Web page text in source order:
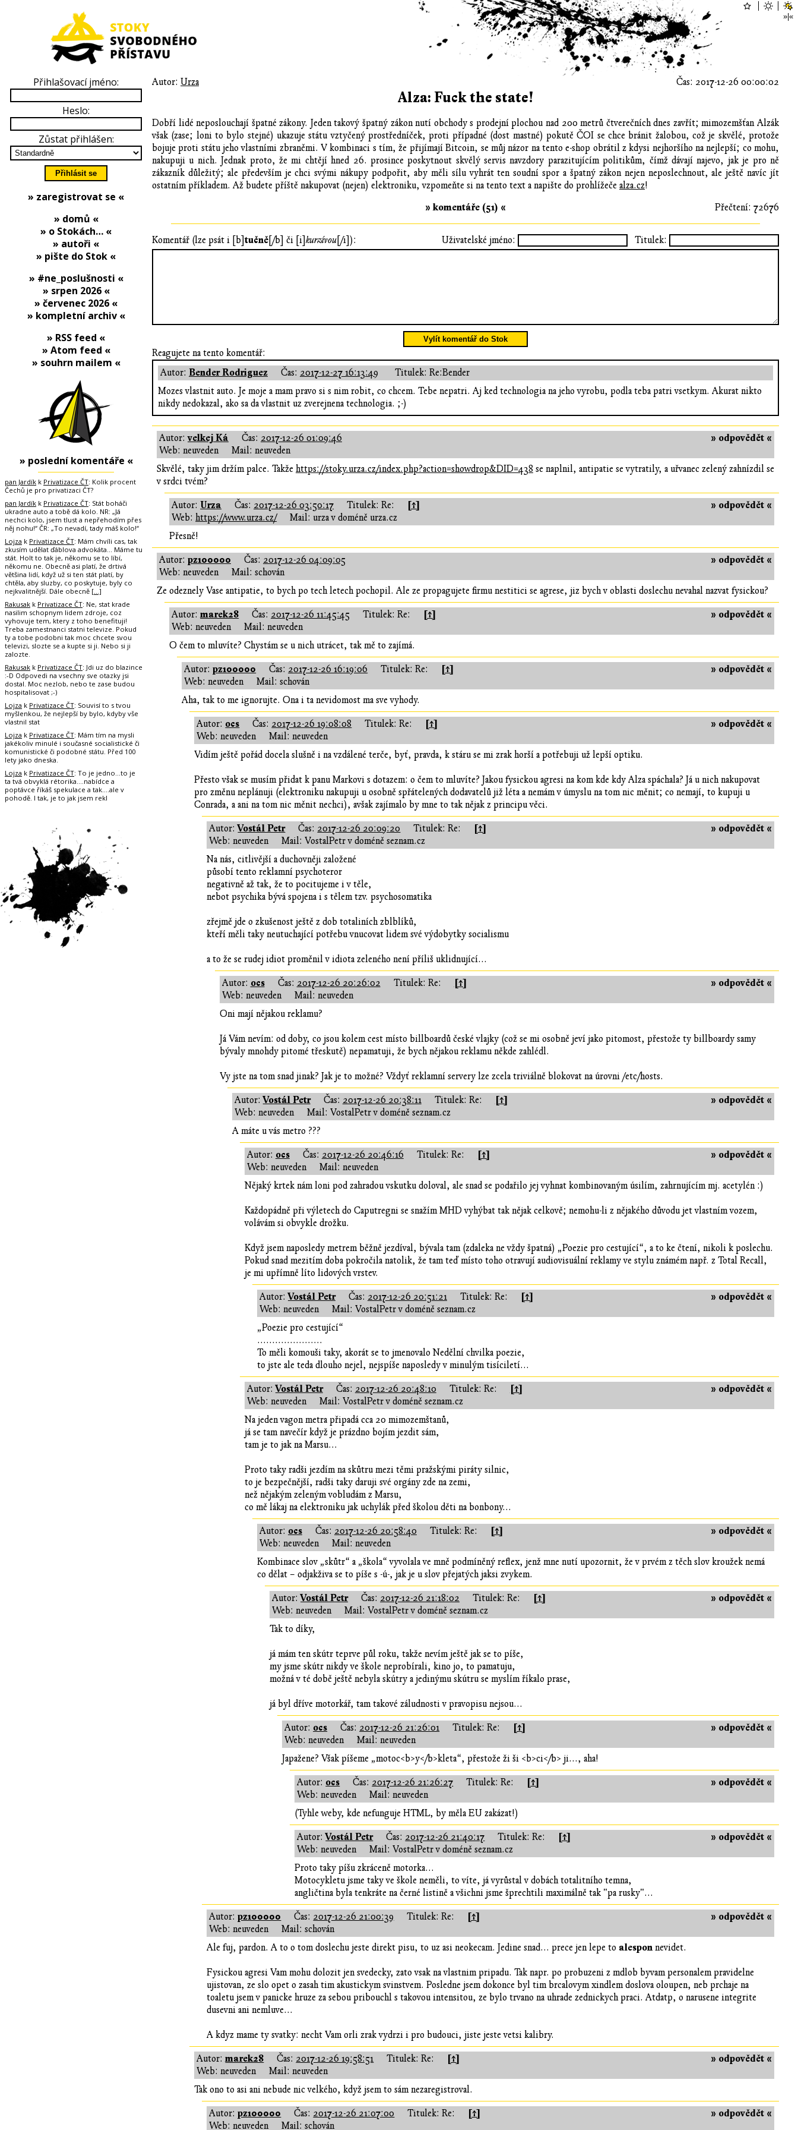
Autor: Urza Čas: 2017-12-26 00:00:02
Alza: Fuck the state!
Dobří lidé neposlouchají špatné zákony. Jeden takový špatný zákon nutí obchody s prodejní plochou nad 200 metrů čtverečních dnes zavřít; mimozemšťan Alzák
však (zase; loni to bylo stejné) ukazuje státu vztyčený prostředníček, proti případné (dost mastné) pokutě ČOI se chce bránit žalobou, což je skvělé, protože
bojuje proti státu jeho vlastními zbraněmi. V kombinaci s tím, že přijímají Bitcoin, se můj názor na tento e-shop obrátil z kdysi nejhoršího na nejlepší; co mohu,
nakupuji u nich. Jednak proto, že mi chtějí hned 26. prosince poskytnout skvělý servis navzdory parazitujícím politikům, čímž dávají najevo, jak je pro ně
zákazník důležitý; ale především je chci svými nákupy podpořit, aby měli sílu vyhrát ten soudní spor a špatný zákon nejen neposlechnout, ale ještě navíc jít
ostatním příkladem. Až budete příště nakupovat (nejen) elektroniku, vzpomeňte si na tento text a napište do prohlížeče alza.cz!
Přečtení: 72676
» komentáře (51) «
Uživatelské jméno: Titulek:
Komentář (lze psát i [b] tučně [/b] či [i] kurzívou [/i]):
Vylít komentář do Stok
Reagujete na tento komentář:
Autor: Bender Rodriguez Čas: 2017-12-27 16:13:49
Titulek: Re:Bender
Mozes vlastnit auto. Je moje a mam pravo si s nim robit, co chcem. Tebe nepatri. Aj ked technologia na jeho vyrobu, podla teba patri vsetkym. Akurat nikto
nikdy nedokazal, ako sa da vlastnit uz zverejnena technologia. ;-)
» odpovědět «
Autor:velkej Ká Čas: 2017-12-26 01:09:46
Web: neuveden
Mail: neuveden
Skvělé, taky jim držím palce. Takže https://stoky.urza.cz/index.php?action=showdrop&DID=438 se naplnil, antipatie se vytratily, a uřvanec zelený zahnízdil se
v srdci tvém?
» odpovědět «
Autor: Urza Čas: 2017-12-26 03:50:17 Titulek: Re: [↑]
Web:https://www.urza.cz/
Mail: urza v doméně urza.cz
Přesně!
» odpovědět «
Autor: pz100000 Čas: 2017-12-26 04:09:05
Web: neuveden
Mail: schován
Ze odeznely Vase antipatie, to bych po tech letech pochopil. Ale ze propagujete firmu nestitici se agrese, jiz bych v oblasti doslechu nevahal nazvat fysickou?
» odpovědět «
Autor:marek28 Čas: 2017-12-26 11:45:45 Titulek: Re: [↑]
Web: neuveden
Mail: neuveden
O čem to mluvíte? Chystám se u nich utrácet, tak mě to zajímá.
» odpovědět «
Autor:pz100000 Čas: 2017-12-26 16:19:06 Titulek: Re: [↑]
Web: neuveden
Mail: schován
Aha, tak to me ignorujte. Ona i ta nevidomost ma sve vyhody.
» odpovědět «
Autor: ocs Čas: 2017-12-26 19:08:08 Titulek: Re: [↑]
Web: neuveden
Mail: neuveden
Vidím ještě pořád docela slušně i na vzdálené terče, byť, pravda, k stáru se mi zrak horší a potřebuji už lepší optiku.
Přesto však se musím přidat k panu Markovi s dotazem: o čem to mluvíte? Jakou fysickou agresi na kom kde kdy Alza spáchala? Já u nich nakupovat
pro změnu neplánuji (elektroniku nakupuji u osobně spřátelených dodavatelů již léta a nemám v úmyslu na tom nic měnit; co nemají, to kupuji u
Conrada, a ani na tom nic měnit nechci), avšak zajímalo by mne to tak nějak z principu věci.
» odpovědět «
Autor:Vostál Petr Čas: 2017-12-26 20:09:20 Titulek: Re: [↑]
Web: neuveden
Mail: VostalPetr v doméně seznam.cz
Na nás, citlivější a duchovněji založené
působí tento reklamní psychoteror
negativně až tak, že to pocitujeme i v těle,
nebot psychika bývá spojena i s tělem tzv. psychosomatika
zřejmě jde o zkušenost ještě z dob totaliních zblblíků,
kteří měli taky neutuchající potřebu vnucovat lidem své výdobytky socialismu
a to že se rudej idiot proměnil v idiota zeleného není příliš uklidnující...
» odpovědět «
Autor: ocs Čas: 2017-12-26 20:26:02 Titulek: Re: [↑]
Web: neuveden
Mail: neuveden
Oni mají nějakou reklamu?
Já Vám nevím: od doby, co jsou kolem cest místo billboardů české vlajky (což se mi osobně jeví jako pitomost, přestože ty billboardy samy
bývaly mnohdy pitomé třeskutě) nepamatuji, že bych nějakou reklamu někde zahlédl.
Vy jste na tom snad jinak? Jak je to možné? Vždyť reklamní servery lze zcela triviálně blokovat na úrovni /etc/hosts.
» odpovědět «
Autor: Vostál Petr Čas: 2017-12-26 20:38:11 Titulek: Re: [↑]
Web: neuveden
Mail: VostalPetr v doméně seznam.cz
A máte u vás metro ???
» odpovědět «
Autor: ocs Čas: 2017-12-26 20:46:16 Titulek: Re: [↑]
Web: neuveden
Mail: neuveden
Nějaký krtek nám loni pod zahradou vskutku doloval, ale snad se podařilo jej vyhnat kombinovaným úsilím, zahrnujícím mj. acetylén :)
Každopádně při výletech do Caputregni se snažím MHD vyhýbat tak nějak celkově; nemohu-li z nějakého důvodu jet vlastním vozem,
volávám si obvykle drožku.
Když jsem naposledy metrem běžně jezdíval, bývala tam (zdaleka ne vždy špatná) „Poezie pro cestující“, a to ke čtení, nikoli k poslechu.
Pokud snad mezitím doba pokročila natolik, že tam teď místo toho otravují audiovisuální reklamy ve stylu známém např. z Total Recall,
je mi upřímně líto lidových vrstev.
» odpovědět «
Autor: Vostál Petr Čas: 2017-12-26 20:51:21 Titulek: Re: [↑]
Web: neuveden
Mail: VostalPetr v doméně seznam.cz
„Poezie pro cestující“
......................
To měli komouši taky, akorát se to jmenovalo Nedělní chvilka poezie,
to jste ale teda dlouho nejel, nejspíše naposledy v minulým tisíciletí...
» odpovědět «
Autor: Vostál Petr Čas: 2017-12-26 20:48:10 Titulek: Re: [↑]
Web: neuveden
Mail: VostalPetr v doméně seznam.cz
Na jeden vagon metra připadá cca 20 mimozemštanů,
já se tam navečír když je prázdno bojím jezdit sám,
tam je to jak na Marsu...
Proto taky radši jezdím na skůtru mezi těmi pražskými piráty silnic,
to je bezpečnější, radši taky daruji své orgány zde na zemi,
než nějakým zeleným vobludám z Marsu,
co mě lákaj na elektroniku jak uchylák před školou děti na bonbony...
» odpovědět «
Autor: ocs Čas: 2017-12-26 20:58:40 Titulek: Re: [↑]
Web: neuveden
Mail: neuveden
Kombinace slov „skůtr“ a „škola“ vyvolala ve mně podmíněný reflex, jenž mne nutí upozornit, že v prvém z těch slov kroužek nemá
co dělat – odjakživa se to píše s -ú-, jak je u slov přejatých jaksi zvykem.
» odpovědět «
Autor:Vostál Petr Čas: 2017-12-26 21:18:02 Titulek: Re: [↑]
Web: neuveden
Mail: VostalPetr v doméně seznam.cz
Tak to díky,
já mám ten skútr teprve půl roku, takže nevím ještě jak se to píše,
my jsme skútr nikdy ve škole neprobírali, kino jo, to pamatuju,
možná v té době ještě nebyla skútry a jedinýmu skútru se myslím říkalo prase,
já byl dříve motorkář, tam takové záludnosti v pravopisu nejsou...
» odpovědět «
Autor: ocs Čas: 2017-12-26 21:26:01 Titulek: Re: [↑]
Web: neuveden
Mail: neuveden
Japažene? Však píšeme „motoc<b>y</b>kleta“, přestože ži ši <b>ci</b> ji..., aha!
» odpovědět «
Autor: ocs Čas: 2017-12-26 21:26:27 Titulek: Re: [↑]
Web: neuveden
Mail: neuveden
(Tyhle weby, kde nefunguje HTML, by měla EU zakázat!)
» odpovědět «
Autor:Vostál Petr Čas: 2017-12-26 21:40:17 Titulek: Re: [↑]
Web: neuveden
Mail: VostalPetr v doméně seznam.cz
Proto taky píšu zkráceně motorka...
Motocykletu jsme taky ve škole neměli, to víte, já vyrůstal v dobách totalitního temna,
angličtina byla tenkráte na černé listině a všichni jsme šprechtili maximálně tak "pa rusky"...
» odpovědět «
Autor:pz100000 Čas: 2017-12-26 21:00:39 Titulek: Re: [↑]
Web: neuveden
Mail: schován
Ale fuj, pardon. A to o tom doslechu jeste direkt pisu, to uz asi neokecam. Jedine snad... prece jen lepe to alesponnevidet.
Fysickou agresi Vam mohu dolozit jen svedecky, zato vsak na vlastnim pripadu. Tak napr. po probuzeni z mdlob byvam personalem pravidelne
ujistovan, ze slo opet o zasah tim akustickym svinstvem. Posledne jsem dokonce byl tim brcalovym xindlem doslova oloupen, neb prchaje na
toaletu jsem v panicke hruze za sebou pribouchl s takovou intensitou, ze bylo trvano na uhrade zednickych praci. Atdatp, o narusene integrite
dusevni ani nemluve...
A kdyz mame ty svatky: necht Vam orli zrak vydrzi i pro budouci, jiste jeste vetsi kalibry.
» odpovědět «
Autor:marek28 Čas: 2017-12-26 19:58:51 Titulek: Re: [↑]
Web: neuveden
Mail: neuveden
Tak ono to asi ani nebude nic velkého, když jsem to sám nezaregistroval.
» odpovědět «
Autor:pz100000 Čas: 2017-12-26 21:07:00 Titulek: Re: [↑]
Web: neuveden Mail: schován
Přihlašovací jméno:
Heslo:
Zůstat přihlášen:
» zaregistrovat se «
» domů «
» o Stokách… «
» autoři «
» pište do Stok «
» #ne_poslušnosti «
» srpen 2026 «
» červenec 2026 «
» kompletní archiv «
» RSS feed «
» Atom feed «
» souhrn mailem «
» poslední komentáře «
pan Jardík k Privatizace ČT: Kolik procent
Čechů je pro privatizaci ČT?
pan Jardík k Privatizace ČT: Stát boháči
ukradne auto a tobě dá kolo. NR: „Já
nechci kolo, jsem tlust a nepřehodím přes
něj nohu!“ ČR: „To nevadí, tady máš kolo!“
Lojza k Privatizace ČT: Mám chvíli cas, tak
zkusím udělat ďáblova advokáta... Máme tu
stát. Holt to tak je, někomu se to líbí,
někomu ne. Obecně asi platí, že drtivá
většina lidí, když už si ten stát platí, by
chtěla, aby sluzby, co poskytuje, byly co
nejkvalitnější. Dále obecně […]
Rakusak k Privatizace ČT: Ne, stat krade
nasilim schopnym lidem zdroje, coz
vyhovuje tem, ktery z toho benefituji!
Treba zamestnanci statni televize. Pokud
ty a tobe podobni tak moc chcete svou
televizi, slozte se a kupte si ji. Nebo si ji
zalozte.
Rakusak k Privatizace ČT: Jdi uz do blazince
:-D Odpovedi na vsechny sve otazky jsi
dostal. Moc nezlob, nebo te zase budou
hospitalisovat ;-)
Lojza k Privatizace ČT: Souvisí to s tvou
myšlenkou, že nejlepší by bylo, kdyby vše
vlastnil stat
Lojza k Privatizace ČT: Mám tím na mysli
jakékoliv minulé i současné socialistické či
komunistické či podobné státu. Před 100
lety jako dneska.
Lojza k Privatizace ČT: To je jedno...to je
ta tvá obvyklá rétorika....nabídce a
poptávce říkáš spekulace a tak....ale v
pohodě. I tak, je to jak jsem rekl